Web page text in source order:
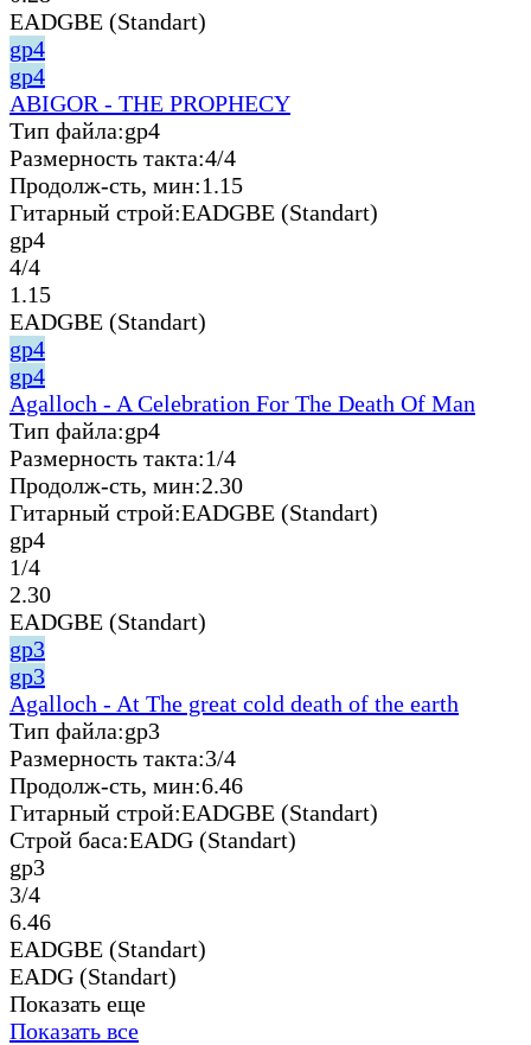
EADGBE (Standart)
gp4
gp4
ABIGOR - THE PROPHECY
Тип файла:gp4
Размерность такта:4/4
Продолж-сть, мин:1.15
Гитарный строй:EADGBE (Standart)
gp4
4/4
1.15
EADGBE (Standart)
gp4
gp4
Agalloch - A Celebration For The Death Of Man
Тип файла:gp4
Размерность такта:1/4
Продолж-сть, мин:2.30
Гитарный строй:EADGBE (Standart)
gp4
1/4
2.30
EADGBE (Standart)
gp3
gp3
Agalloch - At The great cold death of the earth
Тип файла:gp3
Размерность такта:3/4
Продолж-сть, мин:6.46
Гитарный строй:EADGBE (Standart)
Строй баса:EADG (Standart)
gp3
3/4
6.46
EADGBE (Standart)
EADG (Standart)
Показать еще
Показать все